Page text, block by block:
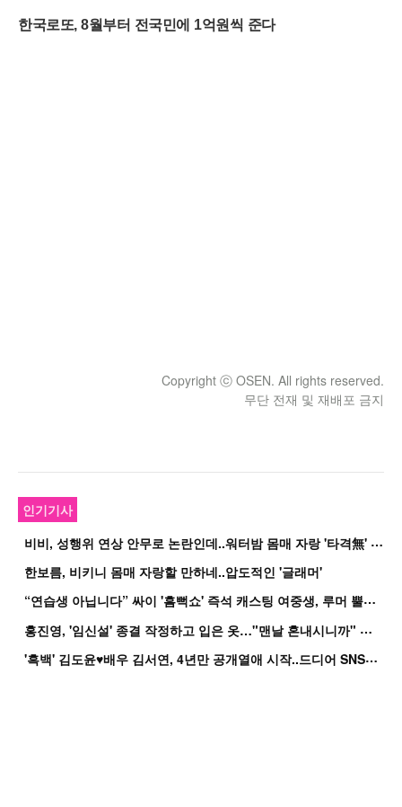
Copyright ⓒ OSEN. All rights reserved.
무단 전재 및 재배포 금지
인기기사
비
비, 성행위 연상 안무로 논란인데..워터밤 몸매 자랑 '타격無' 근황
한보름, 비키니 몸매 자랑할 만하네..압도적인 '글래머'
“
연습생 아닙니다” 싸이 '흠뻑쇼' 즉석 캐스팅 여중생, 루머 뿔났다[Oh!쎈 이...
홍
진영, '임신설' 종결 작정하고 입은 옷…"맨날 혼내시니까" 억울
'
흑백' 김도윤♥배우 김서연, 4년만 공개열애 시작..드디어 SNS에 노출 [핫피...